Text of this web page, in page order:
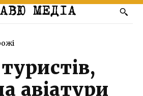
МЕДІА
авіатури